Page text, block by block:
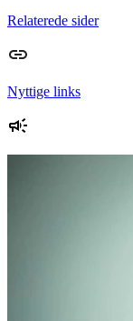
Relaterede sider
Nyttige links